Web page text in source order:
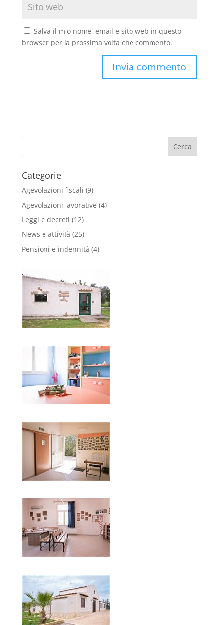
Salva il mio nome, email e sito web in questo
browser per la prossima volta che commento.
Categorie
Agevolazioni fiscali (9)
Agevolazioni lavorative (4)
Leggi e decreti (12)
News e attività (25)
Pensioni e indennità (4)